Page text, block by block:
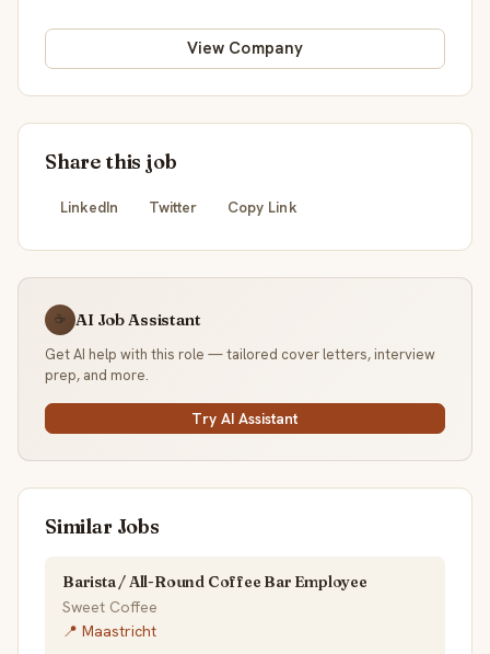
View Company
Share this job
LinkedIn Twitter Copy Link
☕ AI Job Assistant
Get AI help with this role — tailored cover letters, interview
prep, and more.
Try AI Assistant
Similar Jobs
Barista / All-Round Coffee Bar Employee
Sweet Coffee
📍 Maastricht